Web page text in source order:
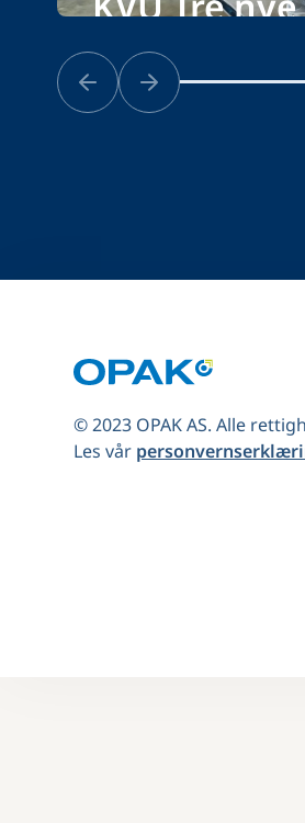
Bærum
© 2023 OPAK AS. Alle
Les vår